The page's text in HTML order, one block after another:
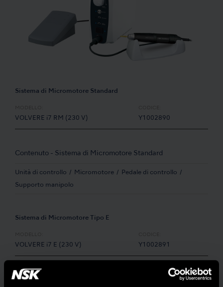
Sistema di Micromotore Standard
VOLVERE i7 RM (230 V) Y1002890
Contenuto - Sistema di Micromotore Standard
Unità di controllo Micromotore Pedale di controllo
Supporto manipolo
Sistema di Micromotore Tipo E
VOLVERE i7 E (230 V) Y1002891
Contenuto - Sistema di Micromotore Tipo E